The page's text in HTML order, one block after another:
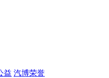
益 汽博荣誉